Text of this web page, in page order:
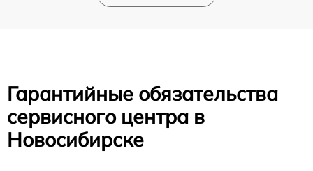
Гарантийные обязательства
сервисного центра в
Новосибирске